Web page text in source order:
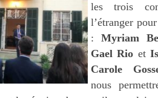
les trois
l’étranger
: Myriam
Gael Rio et
Carole
nous